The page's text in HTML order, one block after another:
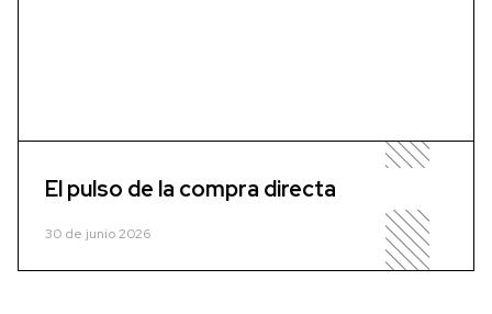
El pulso de la compra directa
30 de junio 2026